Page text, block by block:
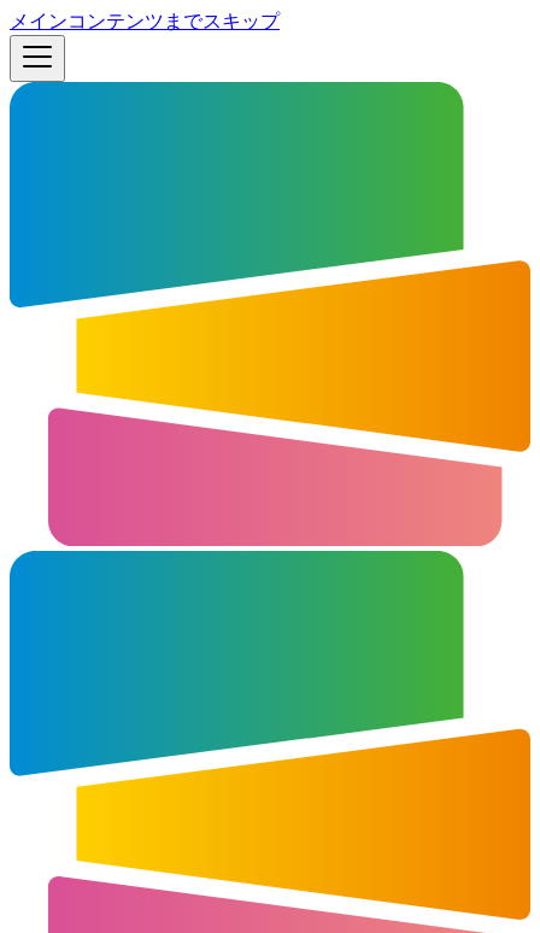
メインコンテンツまでスキップ